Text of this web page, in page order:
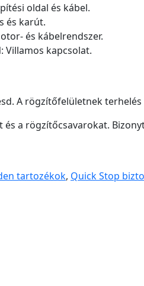
oldal és kábel.
és karút.
és kábelrendszer.
kapcsolat.
A rögzítőfelületnek
a rögzítőcsavarokat.
tartozékok, Quick Stop